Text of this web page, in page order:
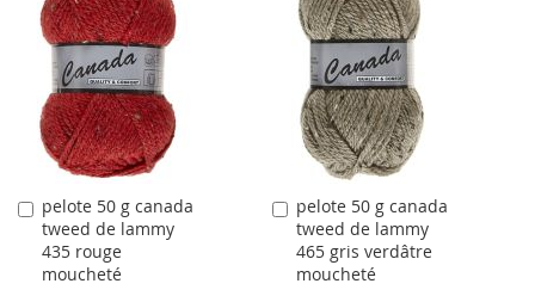
LA
LISTE
D'ACHATS
COMPARATEUR
LA
LISTE
D'ACHATS
COMPARATEUR
pelote 50 g canada
tweed de lammy
435 rouge
moucheté
Ajouter
au
panier
pelote 50 g canada
tweed de lammy
465 gris verdâtre
moucheté
Ajouter
au
panier